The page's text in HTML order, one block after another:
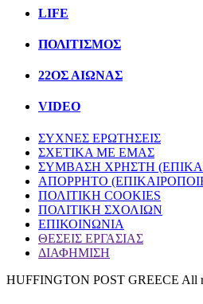
LIFE
ΠΟΛΙΤIΣΜΟΣ
22ΟΣ ΑΙΩΝΑΣ
VIDEO
ΣΥΧΝΕΣ ΕΡΩΤΗΣΕΙΣ
ΣΧΕΤΙΚΑ ΜΕ ΕΜΑΣ
ΣΥΜΒΑΣΗ ΧΡΗΣΤΗ
ΑΠΟΡΡΗΤΟ
ΠΟΛΙΤΙΚΗ COOKIES
ΠΟΛΙΤΙΚΗ ΣΧΟΛΙΩΝ
ΕΠΙΚΟΙΝΩΝΙΑ
ΘΕΣΕΙΣ ΕΡΓΑΣΙΑΣ
ΔΙΑΦΗΜΙΣΗ
HUFFINGTON POST GREECE All